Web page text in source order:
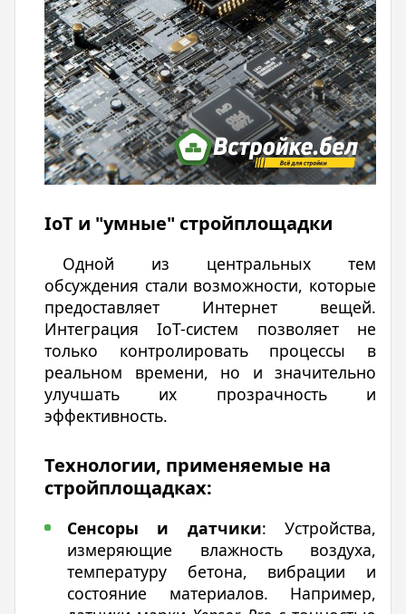
IoT и "умные" стройплощадки
Одной из центральных тем
обсуждения стали возможности, которые
предоставляет Интернет вещей.
Интеграция IoT-систем позволяет не
только контролировать процессы в
реальном времени, но и значительно
улучшать их прозрачность и
эффективность.
Технологии, применяемые на
стройплощадках:
Сенсоры и датчики: Устройства,
измеряющие влажность воздуха,
температуру бетона, вибрации и
состояние материалов. Например,